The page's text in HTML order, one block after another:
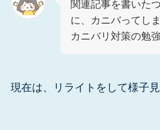
関連記事を書いた
に、カニバってし
カニバリ対策の勉
現在は、リライトをして様子見